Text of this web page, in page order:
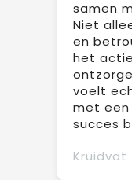
samen
Niet
en
het
voelt
met een
succes
Kruidvat